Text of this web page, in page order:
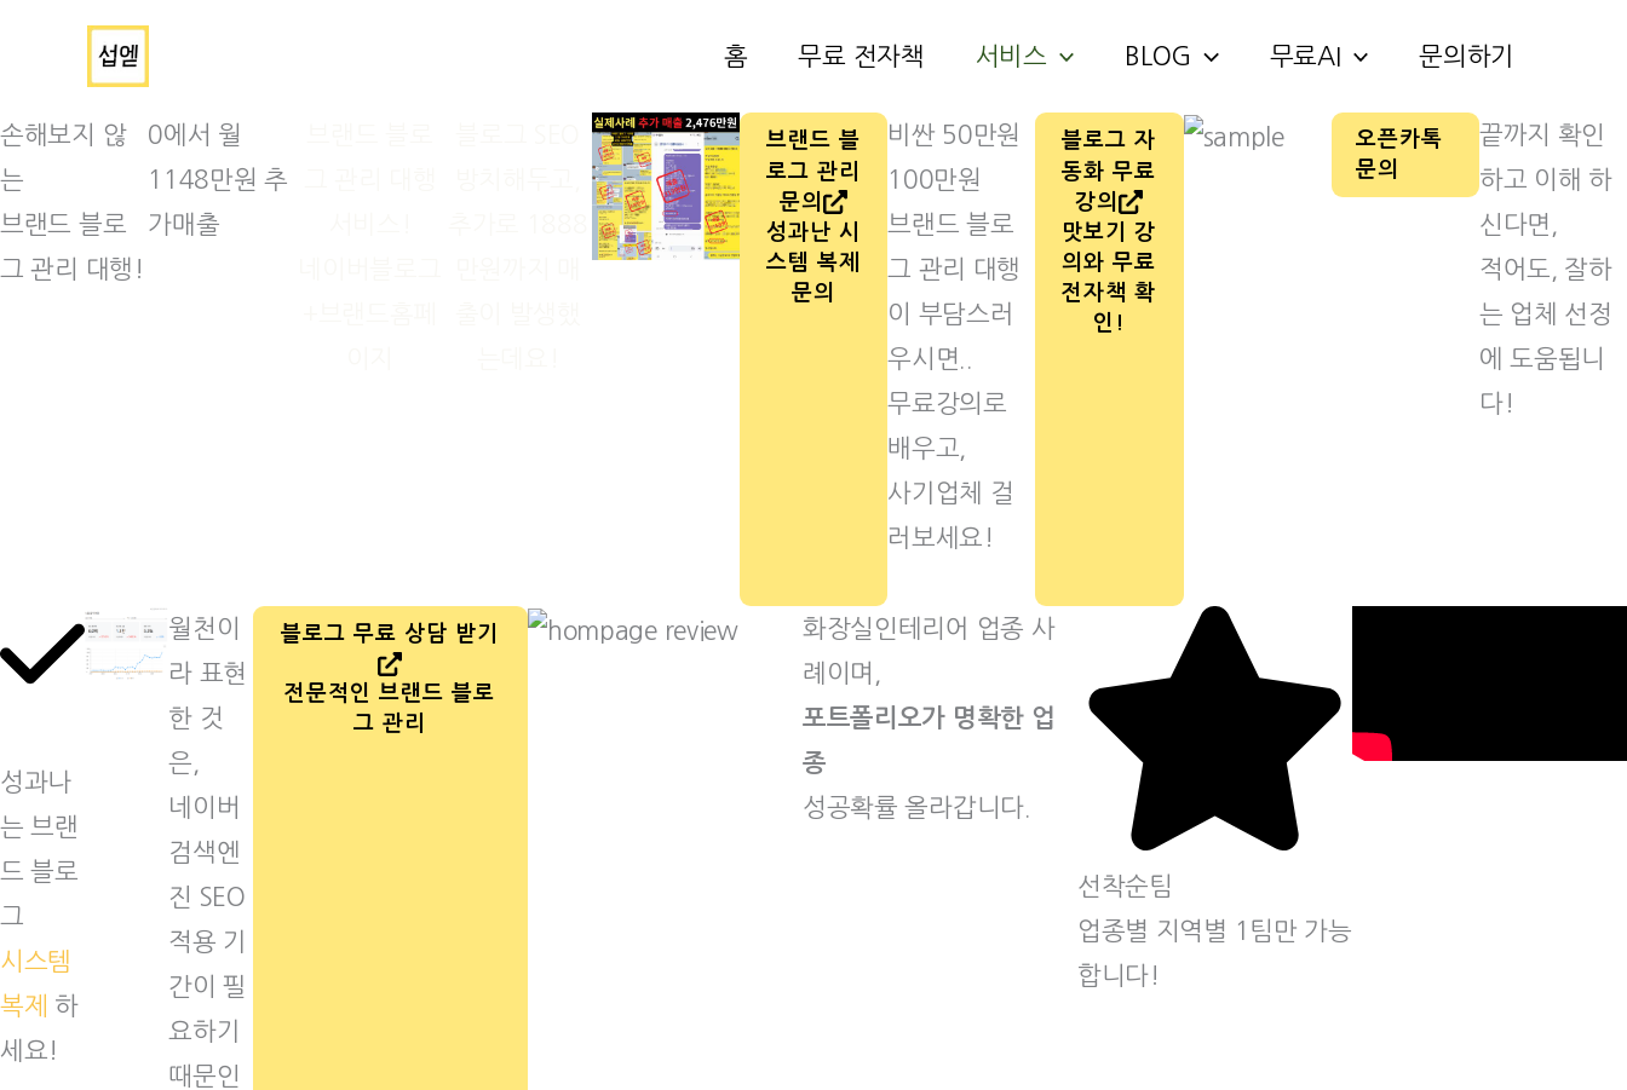
홈 무료 전자책 서비스 BLOG 무료AI 문의하기
손해보지 않
는
브랜드 블로
그 관리 대행!
0에서 월
1148만원 추
가매출
브랜드 블
로그 관리
문의
성과난 시
스템 복제
문의
비싼 50만원
100만원
브랜드 블로
그 관리 대행
이 부담스러
우시면..
무료강의로
배우고,
사기업체 걸
러보세요!
블로그 자
동화 무료
강의
맛보기 강
의와 무료
전자책 확
인!
오픈카톡
문의
끝까지 확인
하고 이해 하
신다면,
적어도, 잘하
는 업체 선정
에 도움됩니
다!
성과나
는 브랜
드 블로
그
시스템
복제
하
세요!
월천이
라 표현
한 것
은,
네이버
검색엔
진 SEO
적용 기
간이 필
요하기
때문인
블로그 무료 상담 받기
전문적인 브랜드 블로
그 관리
화장실인테리어 업종 사
례이며,
포트폴리오가 명확한 업
종
성공확률 올라갑니다.
선착순팀
업종별 지역별 1팀만 가능
합니다!